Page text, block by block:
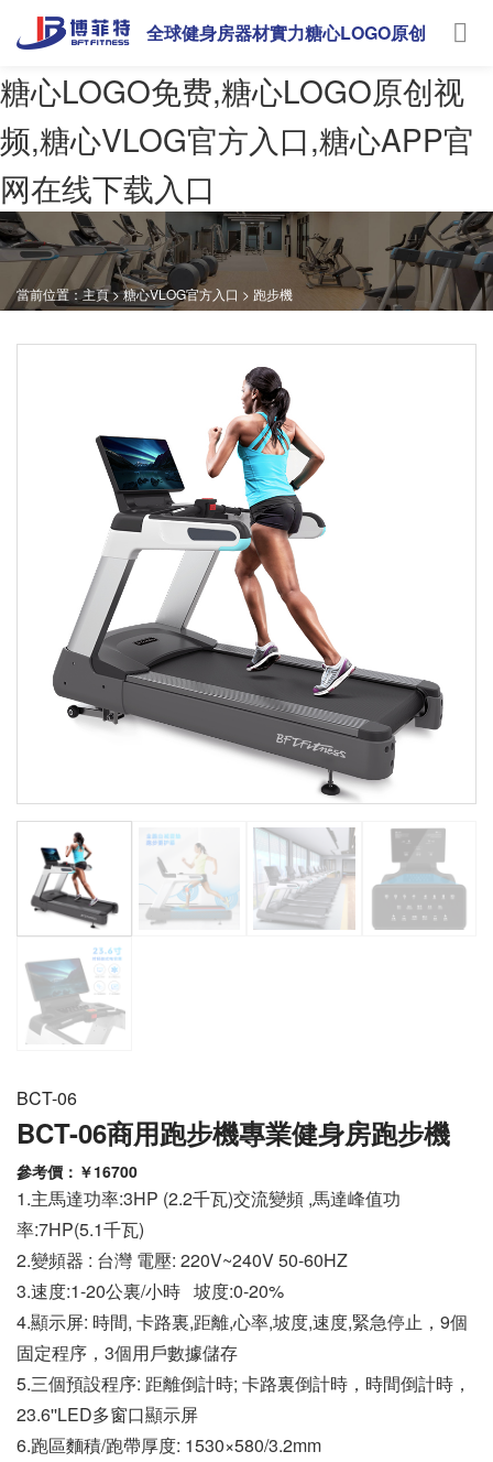
糖心LOGO免费,糖心LOGO原创视
频,糖心VLOG官方入口,糖心APP官
网在线下载入口
全球健身房器材實力糖心LOGO原创
當前位置：主頁>糖心VLOG官方入口 > 跑步機
BCT-06
BCT-06商用跑步機專業健身房跑步機
參考價：￥16700
1.主馬達功率:3HP (2.2千瓦)交流變頻 ,馬達峰值功
率:7HP(5.1千瓦)
2.變頻器 : 台灣 電壓: 220V~240V 50-60HZ
3.速度:1-20公裏/小時 坡度:0-20%
4.顯示屏: 時間, 卡路裏,距離,心率,坡度,速度,緊急停止，9個
固定程序，3個用戶數據儲存
5.三個預設程序: 距離倒計時; 卡路裏倒計時，時間倒計時，
23.6''LED多窗口顯示屏
6.跑區麵積/跑帶厚度: 1530×580/3.2mm